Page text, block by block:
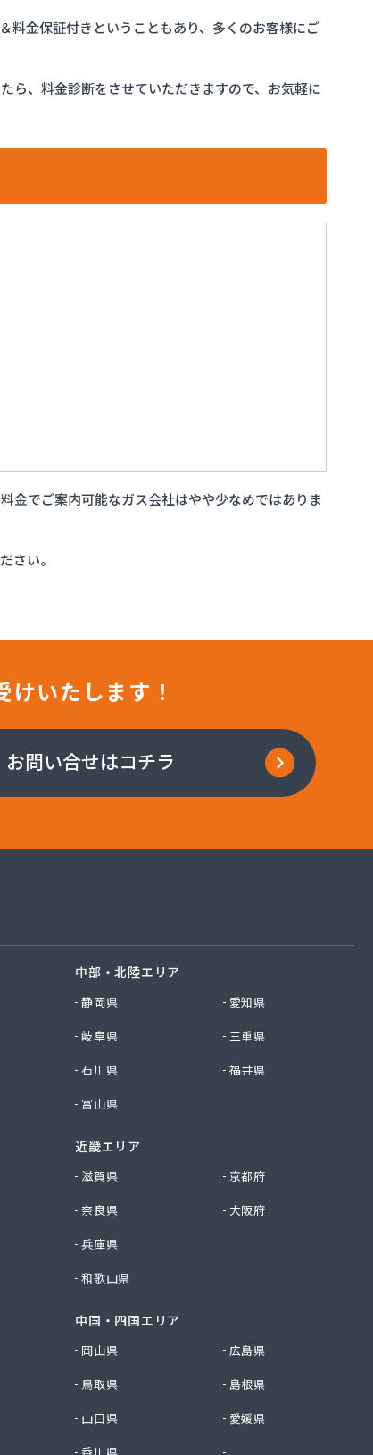
料金保証付きということもあり、多くのお客様にご
ら、料金診断をさせていただきますので、お気軽に
金でご案内可能なガス会社はやや少なめではありま
さい。
けいたします！
お問い合せはコチラ
中部・北陸エリア
静岡県
愛知県
岐阜県
三重県
石川県
福井県
富山県
近畿エリア
滋賀県
京都府
奈良県
大阪府
兵庫県
和歌山県
中国・四国エリア
岡山県
広島県
鳥取県
島根県
山口県
愛媛県